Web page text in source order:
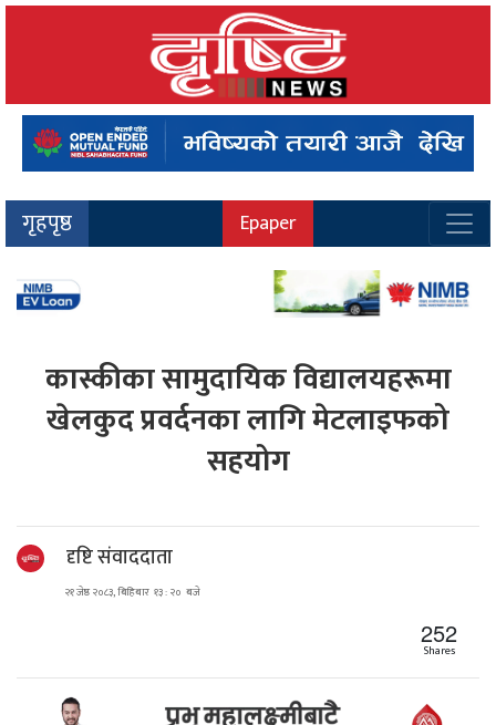
गृहपृष्ठ Epaper
कास्कीका सामुदायिक विद्यालयहरूमा
खेलकुद प्रवर्दनका लागि मेटलाइफको
सहयोग
दृष्टि संवाददाता
२१ जेष्ठ २०८३, बिहिबार १३ : २० बजे
252
Shares